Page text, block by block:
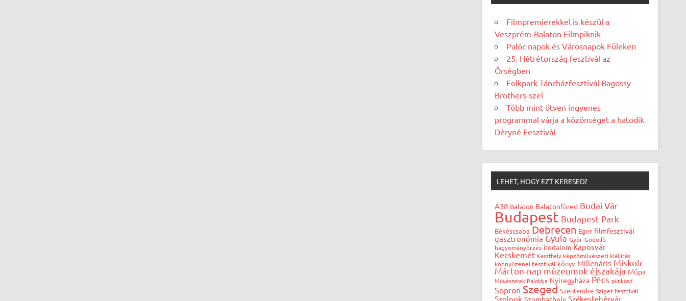
Filmpremierekkel is készül a
Veszprém-Balaton Filmpiknik
Palóc napok és Városnapok Füleken
25. Hétrétország fesztivál az
Őrségben
Folkpark Táncházfesztivál Bagossy
Brothers-szel
Több mint ötven ingyenes
programmal várja a közönséget a hatodik
Déryné Fesztivál
LEHET, HOGY EZT KERESED?
A38 Balaton Balatonfüred Budai Vár
Budapest Budapest Park
Békéscsaba Debrecen Eger filmfesztivál
gasztronómia Gyula Győr Gödöllő
hagyományőrzés irodalom Kaposvár
Kecskemét Keszthely képzőművészeti kiállítás
könnyűzenei fesztivál könyv Millenáris Miskolc
Márton-nap múzeumok éjszakája Müpa
Művészetek Palotája Nyíregyháza Pécs pünkösd
Sopron Szeged Szentendre Sziget fesztivál
Szolnok Szombathely Székesfehérvár